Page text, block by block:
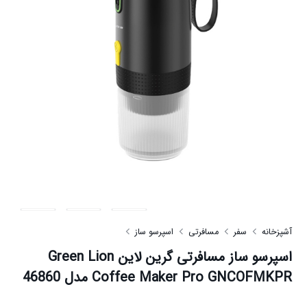
آشپزخانه سفر مسافرتی اسپرسو ساز
اسپرسو ساز مسافرتی گرین لاین Green Lion
Coffee Maker Pro GNCOFMKPR مدل 46860